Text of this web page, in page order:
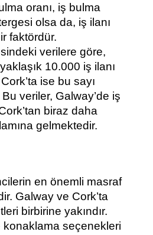
oranı, iş bulma
olsa da, iş ilanı
faktördür.
verilere göre,
10.000 iş ilanı
ise bu sayı
veriler, Galway’de iş
biraz daha
gelmektedir.
en önemli masraf
Galway ve Cork’ta
birbirine yakındır.
konaklama seçenekleri